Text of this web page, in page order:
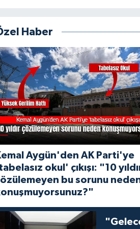
Haber
Aygün'den AK Parti'ye
okul' çıkışı: "10
bu sorunu